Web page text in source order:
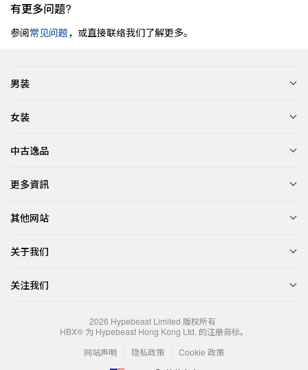
有更多问题?
参阅常见问题，或直接联络我们了解更多。
男装
女装
中古逸品
更多資訊
其他网站
关于我们
关注我们
2026 Hypebeast Limited 版权所有
HBX® 为 Hypebeast Hong Kong Ltd. 的注册商标。
网站声明
隐私政策
Cookie 政策